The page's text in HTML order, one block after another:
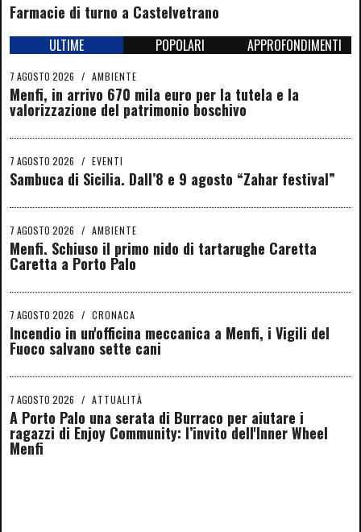
Farmacie di turno a Castelvetrano
ULTIME POPOLARI APPROFONDIMENTI
7 AGOSTO 2026 / AMBIENTE
Menfi, in arrivo 670 mila euro per la tutela e la
valorizzazione del patrimonio boschivo
7 AGOSTO 2026 / EVENTI
Sambuca di Sicilia. Dall’8 e 9 agosto “Zahar festival”
7 AGOSTO 2026 / AMBIENTE
Menfi. Schiuso il primo nido di tartarughe Caretta
Caretta a Porto Palo
7 AGOSTO 2026 / CRONACA
Incendio in un'officina meccanica a Menfi, i Vigili del
Fuoco salvano sette cani
7 AGOSTO 2026 / ATTUALITÀ
A Porto Palo una serata di Burraco per aiutare i
ragazzi di Enjoy Community: l’invito dell'Inner Wheel
Menfi